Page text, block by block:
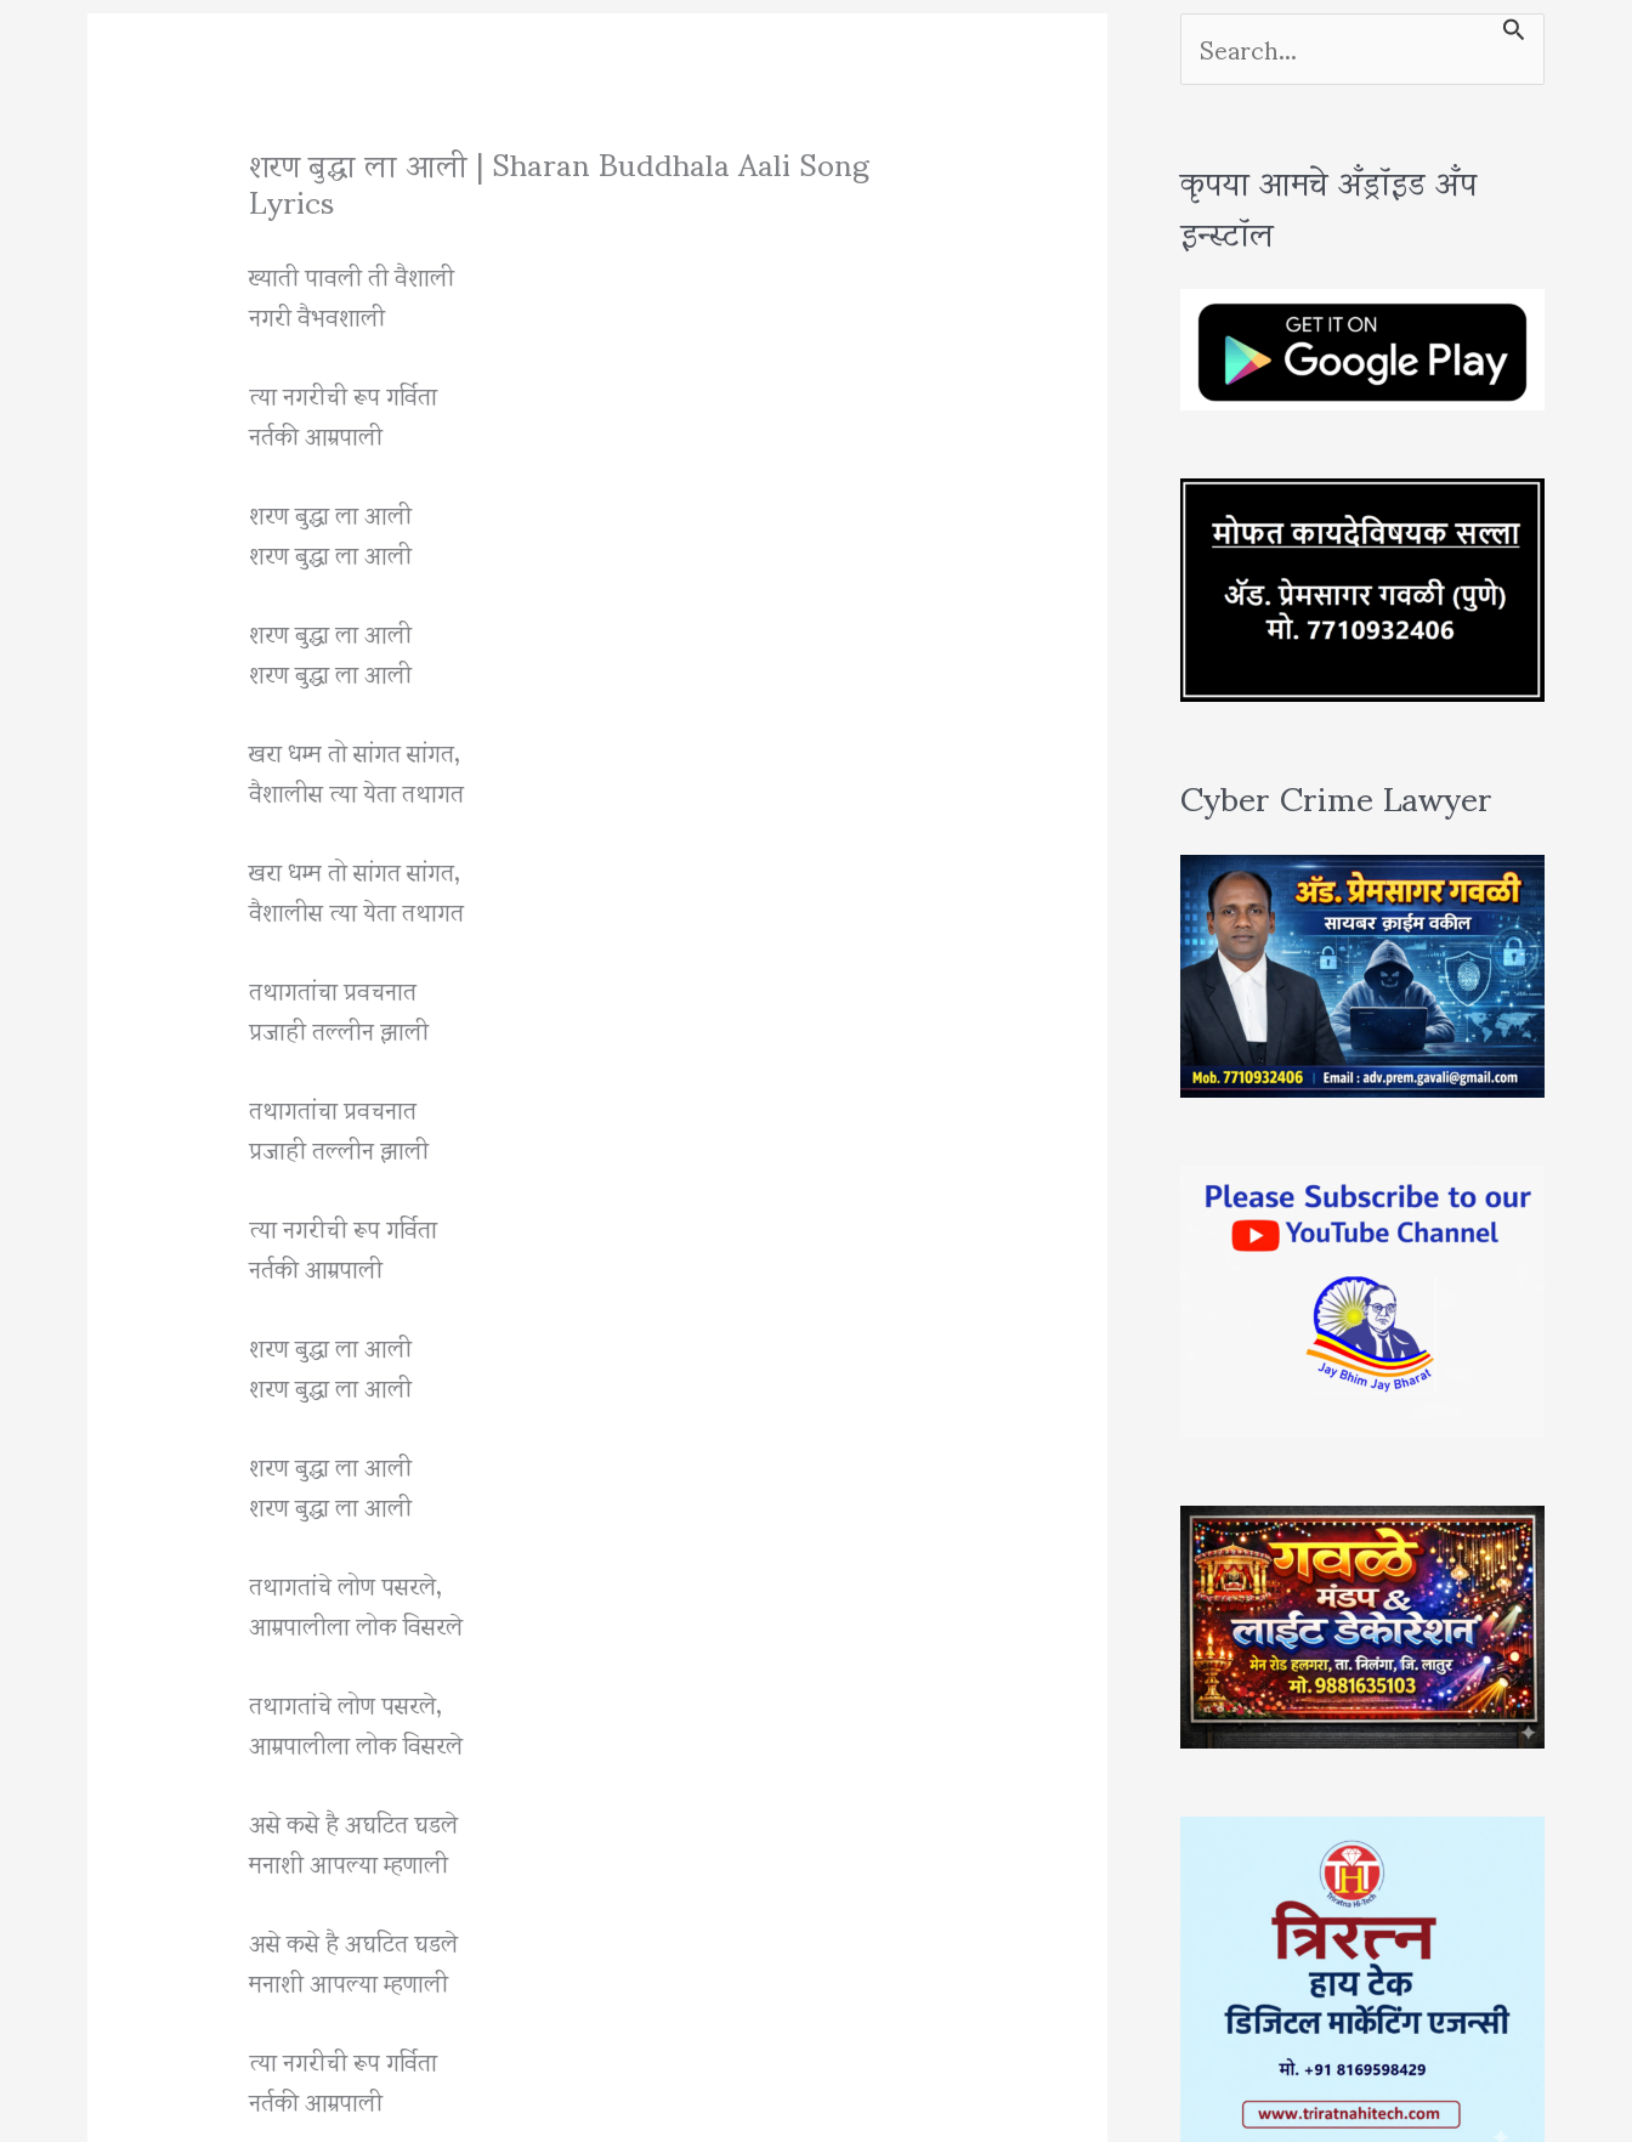
शरण बुद्धा ला आली | Sharan Buddhala Aali Song
Lyrics
ख्याती पावली ती वैशाली
नगरी वैभवशाली
त्या नगरीची रूप गर्विता
नर्तकी आम्रपाली
शरण बुद्धा ला आली
शरण बुद्धा ला आली
शरण बुद्धा ला आली
शरण बुद्धा ला आली
खरा धम्म तो सांगत सांगत,
वैशालीस त्या येता तथागत
खरा धम्म तो सांगत सांगत,
वैशालीस त्या येता तथागत
तथागतांचा प्रवचनात
प्रजाही तल्लीन झाली
तथागतांचा प्रवचनात
प्रजाही तल्लीन झाली
त्या नगरीची रूप गर्विता
नर्तकी आम्रपाली
शरण बुद्धा ला आली
शरण बुद्धा ला आली
शरण बुद्धा ला आली
शरण बुद्धा ला आली
तथागतांचे लोण पसरले,
आम्रपालीला लोक विसरले
तथागतांचे लोण पसरले,
आम्रपालीला लोक विसरले
असे कसे है अघटित घडले
मनाशी आपल्या म्हणाली
असे कसे है अघटित घडले
मनाशी आपल्या म्हणाली
त्या नगरीची रूप गर्विता
नर्तकी आम्रपाली
S
e
r
c
:
कृपया आमचे अँड्रॉइड अँप
इन्स्टॉल
Cyber Crime Lawyer